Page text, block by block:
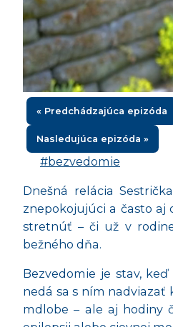
« Predchádzajúca epizóda
Nasledujúca epizóda »
#bezvedomie
Dnešná relácia
znepokojujúci a často aj
stretnúť – či už v
bežného dňa.
Bezvedomie je stav, keď
nedá sa s ním nadviazať
mdlobe – ale aj hodiny